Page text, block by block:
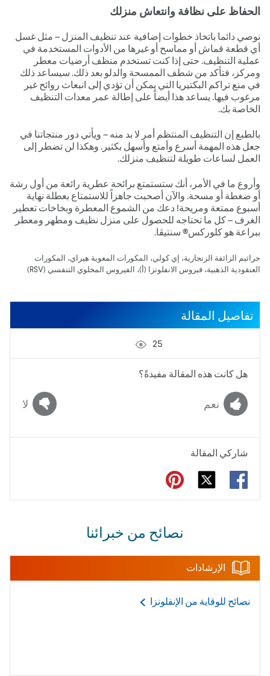
الحفاظ على نظافة وانتعاش منزلك
نوصي دائما باتخاذ خطوات إضافية عند تنظيف المنزل – مثل غسل
أي قطعة قماش أو مماسح أو غيرها من الأدوات المستخدمة في
عملية التنظيف. حتى إذا كنت تستخدم منظف أرضيات معطر
ومركز، فتأكد من شطف الممسحة والدلو بعد ذلك. سيساعد ذلك
في منع تراكم البكتيريا التي يمكن أن تؤدي إلى انبعاث روائح غير
مرغوب فيها. يساعد هذا أيضاً على إطالة عمر معدات التنظيف
الخاصة بك.
بالطبع إن التنظيف المنتظم أمر لا بد منه – ويأتي دور منتجاتنا في
جعل هذه المهمة أسرع وأمتع وأسهل بكثير. وهكذا لن تضطر إلى
العمل لساعات طويلة لتنظيف منزلك.
وأروع ما في الأمر، أنك ستستمتع برائحة عطرية رائعة من أول رشة
أو ضغطة أو مسحة. والآن أصحبت جاهزاً للاستمتاع بعطلة نهاية
أسبوع ممتعة ومريحة! دعك من الشموع المعطرة وبخاخات تعطير
الغرف – كل ما تحتاجه للحصول على منزل نظيف ومطهر ومعطر
ببراعة هو كلوركس® سنتيڤا.
جراثيم الزائفة الزنجارية، إي كولي، المكورات المعوية هيراي، المكورات
العنقودية الذهبية، فيروس الانفلونزا (أ)، الفيروس المخلوي التنفسي (VSR)
تفاصيل المقالة
25
هل كانت هذه المقالة مفيدةً؟
نعم لا
شاركي المقالة
نصائح من خبرائنا
الإرشادات
نصائح للوقاية من الإنفلونزا